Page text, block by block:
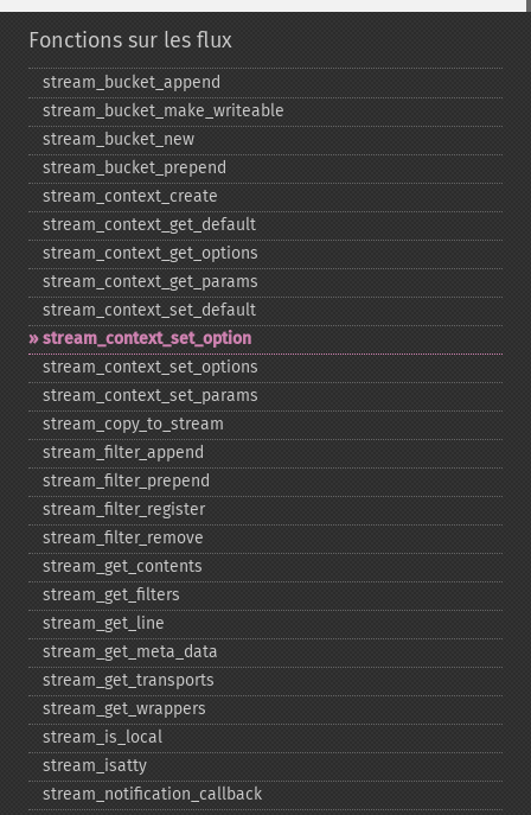
Fonctions sur les flux
stream_​bucket_​append
stream_​bucket_​make_​writeable
stream_​bucket_​new
stream_​bucket_​prepend
stream_​context_​create
stream_​context_​get_​default
stream_​context_​get_​options
stream_​context_​get_​params
stream_​context_​set_​default
stream_​context_​set_​option
stream_​context_​set_​options
stream_​context_​set_​params
stream_​copy_​to_​stream
stream_​filter_​append
stream_​filter_​prepend
stream_​filter_​register
stream_​filter_​remove
stream_​get_​contents
stream_​get_​filters
stream_​get_​line
stream_​get_​meta_​data
stream_​get_​transports
stream_​get_​wrappers
stream_​is_​local
stream_​isatty
stream_​notification_​callback